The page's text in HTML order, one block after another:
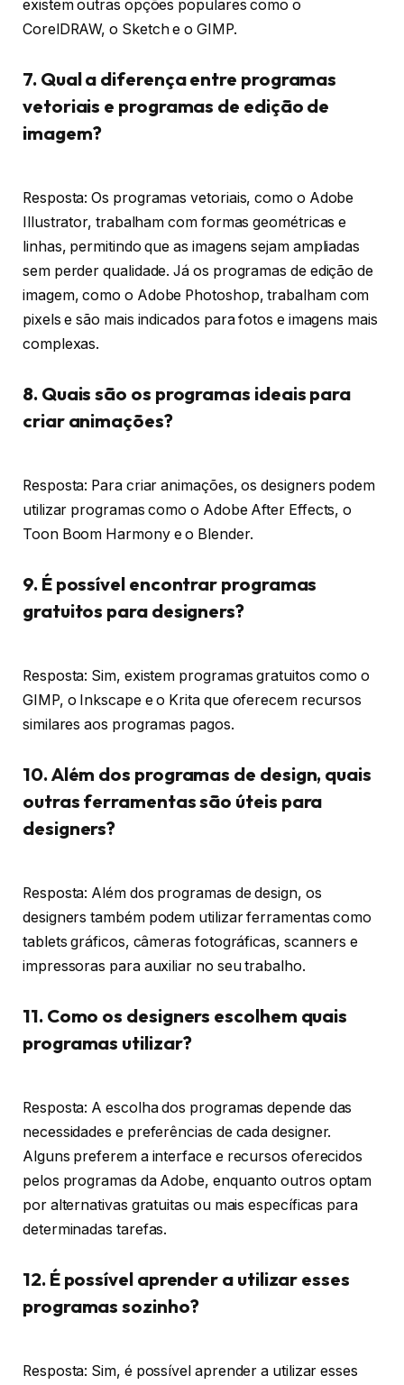
existem outras opções populares como o
CorelDRAW, o Sketch e o GIMP.
7. Qual a diferença entre programas
vetoriais e programas de edição de
imagem?
Resposta: Os programas vetoriais, como o Adobe
Illustrator, trabalham com formas geométricas e
linhas, permitindo que as imagens sejam ampliadas
sem perder qualidade. Já os programas de edição de
imagem, como o Adobe Photoshop, trabalham com
pixels e são mais indicados para fotos e imagens mais
complexas.
8. Quais são os programas ideais para
criar animações?
Resposta: Para criar animações, os designers podem
utilizar programas como o Adobe After Effects, o
Toon Boom Harmony e o Blender.
9. É possível encontrar programas
gratuitos para designers?
Resposta: Sim, existem programas gratuitos como o
GIMP, o Inkscape e o Krita que oferecem recursos
similares aos programas pagos.
10. Além dos programas de design, quais
outras ferramentas são úteis para
designers?
Resposta: Além dos programas de design, os
designers também podem utilizar ferramentas como
tablets gráficos, câmeras fotográficas, scanners e
impressoras para auxiliar no seu trabalho.
11. Como os designers escolhem quais
programas utilizar?
Resposta: A escolha dos programas depende das
necessidades e preferências de cada designer.
Alguns preferem a interface e recursos oferecidos
pelos programas da Adobe, enquanto outros optam
por alternativas gratuitas ou mais específicas para
determinadas tarefas.
12. É possível aprender a utilizar esses
programas sozinho?
Resposta: Sim, é possível aprender a utilizar esses